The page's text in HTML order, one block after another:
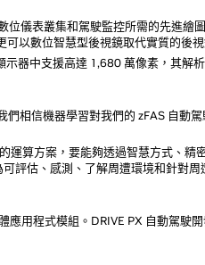
儀表叢集和駕駛監控所需的先進繪
以數位智慧型後視鏡取代實質的後視
器中支援高達 1,680 萬像素，其解
相信機器學習對我們的 zFAS 自動駕
算方案，要能夠透過智慧方式、精
評估、感測、了解周遭環境和針對
用程式模組。DRIVE PX 自動駕駛